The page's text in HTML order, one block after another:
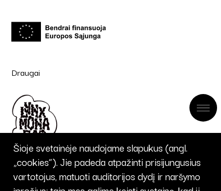
Draugai
Šioje svetainėje naudojame slapukus (angl.
„cookies“). Jie padeda atpažinti prisijungusius
vartotojus, matuoti auditorijos dydį ir naršymo